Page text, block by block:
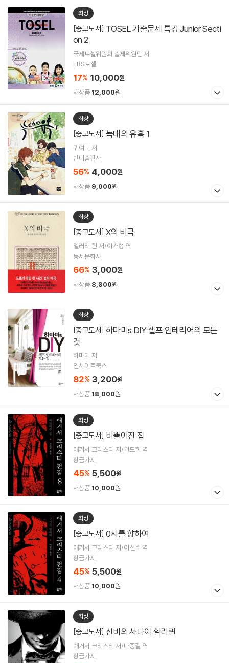
최상
[중고도서]
on 2
국제토셀위원회 출제위원단 저
EBS토셀
17% 10,000원
새상품 12,000원
최상
[중고도서] 늑대의 유혹 1
귀여니 저
반디출판사
56% 4,000원
새상품 9,000원
최상
[중고도서] X의 비극
엘러리 퀸 저/이가형 역
동서문화사
66% 3,000원
새상품 8,800원
최상
[중고도서]
것
하마미 저
인사이트북스
82% 3,200원
새상품 18,000원
최상
[중고도서] 비뚤어진 집
애거서 크리스티 저/권도희 역
황금가지
45% 5,500원
새상품 10,000원
최상
[중고도서] 0시를 향하여
애거서 크리스티 저/이선주 역
황금가지
45% 5,500원
새상품 10,000원
최상
[중고도서] 신비의 사나이 할리퀸
애거서 크리스티 저/나중길 역
황금가지